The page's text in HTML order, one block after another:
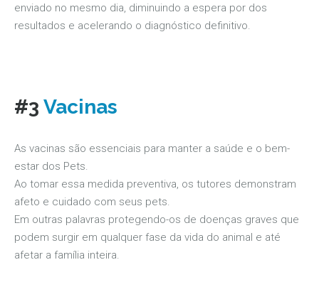
enviado no mesmo dia, diminuindo a espera por dos
resultados e acelerando o diagnóstico definitivo.
#3 Vacinas
As vacinas são essenciais para manter a saúde e o bem-
estar dos Pets.
Ao tomar essa medida preventiva, os tutores demonstram
afeto e cuidado com seus pets.
Em outras palavras protegendo-os de doenças graves que
podem surgir em qualquer fase da vida do animal e até
afetar a família inteira.